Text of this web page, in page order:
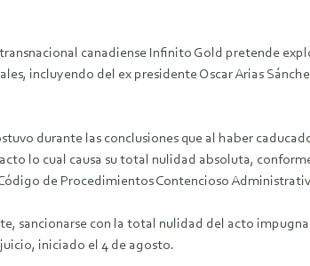
transnacional canadiense Infinito Gold pretende
incluyendo del ex presidente Oscar Arias
durante las conclusiones que al haber
lo cual causa su total nulidad absoluta,
de Procedimientos Contencioso
sancionarse con la total nulidad del acto
iniciado el 4 de agosto.